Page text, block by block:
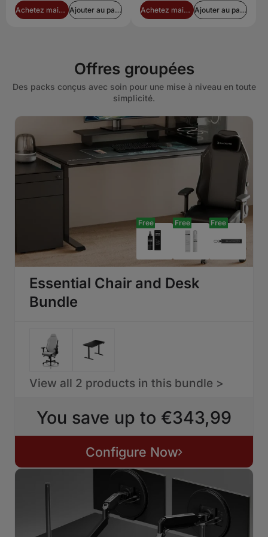
Achetez maintenant Ajouter au panier Achetez maintenant Ajouter au panier
Offres groupées
Des packs conçus avec soin pour une mise à niveau en toute
simplicité.
Free Free Free
Essential Chair and Desk
Bundle
View all 2 products in this bundle >
You save up to €343,99
Configure Now